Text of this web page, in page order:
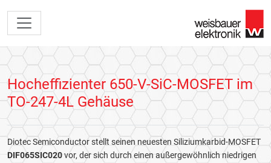
Hocheffizienter 650-V-SiC-MOSFET im
TO-247-4L Gehäuse
Diotec Semiconductor stellt seinen neuesten Siliziumkarbid-MOSFET
DIF065SIC020vor, der sich durch einen außergewöhnlich niedrigen